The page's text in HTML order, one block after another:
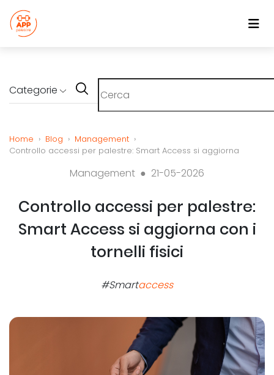
Categorie
Home › Blog › Management ›
Controllo accessi per palestre: Smart Access si aggiorna
Management ● 21-05-2026
Controllo accessi per palestre:
Smart Access si aggiorna con i
tornelli fisici
#Smartaccess